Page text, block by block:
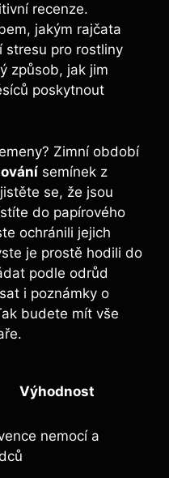
recenze.
jakým rajčata
stresu pro rostliny
způsob, jak jim
poskytnout
Zimní ​období
semínek⁢ z
se, že jsou
do papírového
ochránili jejich
je prostě⁤ hodili do
podle odrůd
i⁤ poznámky o
budete mít vše
Výhodnost
nemocí ⁤a